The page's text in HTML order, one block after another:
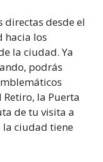
directas desde el
hacia los
la ciudad. Ya
podrás
Retiro, la Puerta
de tu visita a
ciudad tiene